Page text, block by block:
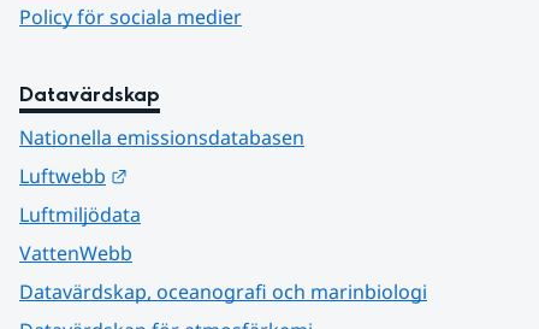
Policy för sociala medier
Datavärdskap
Nationella emissionsdatabasen
Luftwebb
Luftmiljödata
VattenWebb
Datavärdskap, oceanografi och marinbiologi